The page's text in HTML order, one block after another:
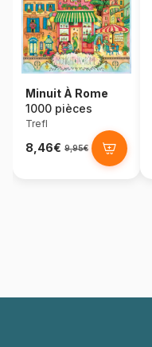
Minuit À Rome
1000 pièces
Trefl
8,46€ 9,95€